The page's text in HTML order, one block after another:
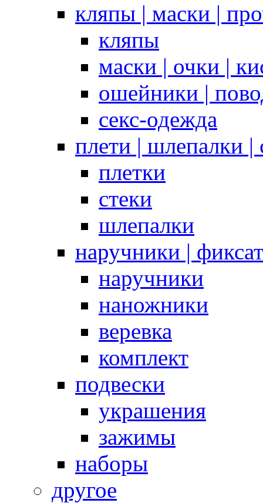
кляпы | маски |
кляпы
маски | очки |
ошейники |
секс-одежда
плети | шлепалки |
плетки
стеки
шлепалки
наручники |
наручники
наножники
веревка
комплект
подвески
украшения
зажимы
наборы
другое